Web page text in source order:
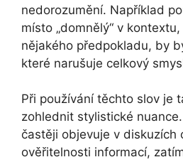
nedorozumění. Například
místo „domnělý“ v
nějakého předpokladu, by
které narušuje celkový
Při používání těchto slov je
zohlednit stylistické nuance.
častěji objevuje v diskuzích
ověřitelnosti informací,